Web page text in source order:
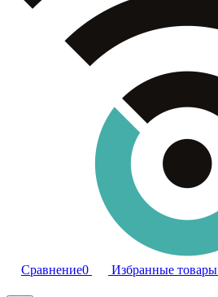
Сравнение0 Избранные товары